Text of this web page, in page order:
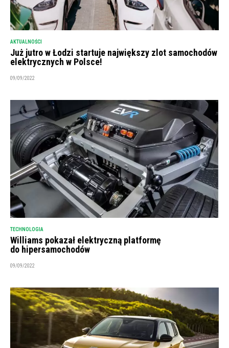
AKTUALNOŚCI
Już jutro w Łodzi startuje największy zlot samochodów
elektrycznych w Polsce!
09/09/2022
TECHNOLOGIA
Williams pokazał elektryczną platformę
do hipersamochodów
09/09/2022